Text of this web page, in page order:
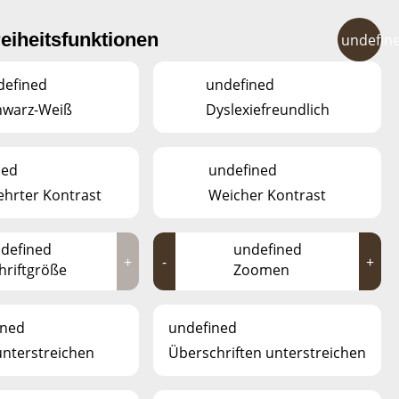
LU
Weiß
undefined
Dyslexiefreundlich
Kontrast
undefined
Weicher Kontrast
+ -
undefined
Zoomen
+
undefined
Überschriften unterstreichen